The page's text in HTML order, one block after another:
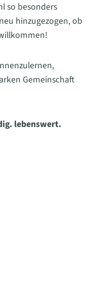
so besonders
hinzugezogen, ob
Gemeinschaft
lebenswert.